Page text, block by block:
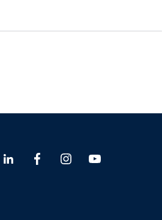
to
Go
to
Go
to
to